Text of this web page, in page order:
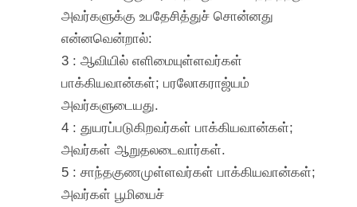
அவர்களுக்கு உபதேசித்துச் சொன்னது
என்னவென்றால்:
3 : ஆவியில் எளிமையுள்ளவர்கள்
பாக்கியவான்கள்; பரலோகராஜ்யம்
அவர்களுடையது.
4 : துயரப்படுகிறவர்கள் பாக்கியவான்கள்;
அவர்கள் ஆறுதலடைவார்கள்.
5 : சாந்தகுணமுள்ளவர்கள் பாக்கியவான்கள்;
அவர்கள் பூமியைச்